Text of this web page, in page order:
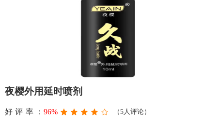
夜樱外用延时喷剂
好评率： 96% （5人评论）